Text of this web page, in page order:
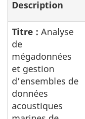
Description
Titre : Analyse
de
mégadonnées
et gestion
d’ensembles de
données
acoustiques